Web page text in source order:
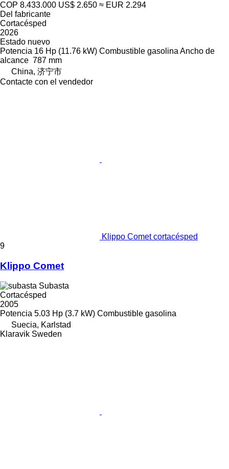
COP 8.433.000 US$ 2.650 ≈ EUR 2.294
Del fabricante
Cortacésped
2026
Estado nuevo
Potencia 16 Hp (11.76 kW) Combustible gasolina Ancho de
alcance 787 mm
China, 济宁市
Contacte con el vendedor
Klippo Comet cortacésped
9
Klippo Comet
Subasta
Cortacésped
2005
Potencia 5.03 Hp (3.7 kW) Combustible gasolina
Suecia, Karlstad
Klaravik Sweden